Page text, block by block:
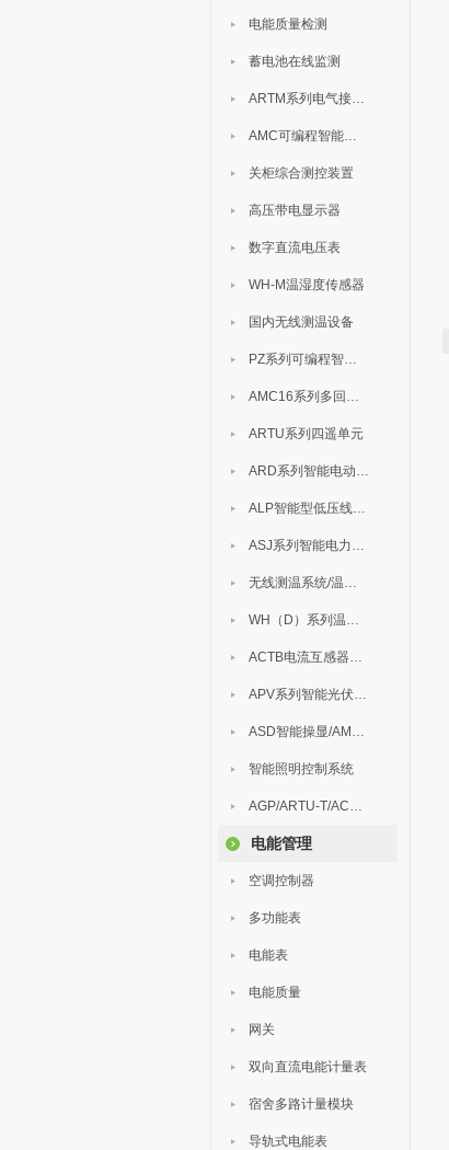
电能质量检测
蓄电池在线监测
ARTM系列电气接点测温装置
AMC可编程智能电测表
关柜综合测控装置
高压带电显示器
数字直流电压表
WH-M温湿度传感器
国内无线测温设备
PZ系列可编程智能表
AMC16系列多回路监控装置
ARTU系列四遥单元
ARD系列智能电动机保护器
ALP智能型低压线路保护装置
ASJ系列智能电力继电器
无线测温系统/温度巡检
WH（D）系列温湿度控制器
ACTB电流互感器过电压保护器
APV系列智能光伏汇流箱
ASD智能操显/AM中压保护
智能照明控制系统
AGP/ARTU-T/ACM/ADDC
电能管理
空调控制器
多功能表
电能表
电能质量
网关
双向直流电能计量表
宿舍多路计量模块
导轨式电能表